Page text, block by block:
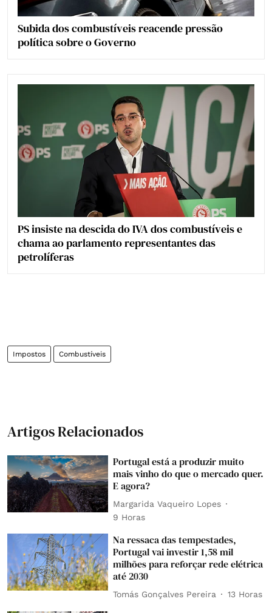
Subida dos combustíveis reacende pressão
política sobre o Governo
PS insiste na descida do IVA dos combustíveis e
chama ao parlamento representantes das
petrolíferas
Impostos Combustíveis
Artigos Relacionados
Portugal está a produzir muito
mais vinho do que o mercado quer.
E agora?
Margarida Vaqueiro Lopes
9 Horas
Na ressaca das tempestades,
Portugal vai investir 1,58 mil
milhões para reforçar rede elétrica
até 2030
Tomás Gonçalves Pereira 13 Horas